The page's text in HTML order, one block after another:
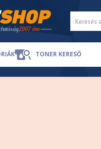
TONER KERESŐ